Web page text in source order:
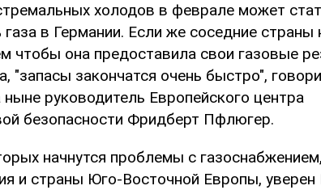
холодов в феврале может
газа в Германии. Если же соседние страны
чтобы она предоставила свои газовые
"запасы закончатся очень быстро",
руководитель Европейского центра
безопасности Фридберт Пфлюгер.
начнутся проблемы с
и страны Юго-Восточной Европы,